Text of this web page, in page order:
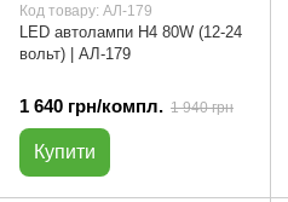
Код товару: АЛ-179
LED автолампи H4 80W (12-24
вольт) | АЛ-179
1 640 грн/компл. 1 940 грн
Купити